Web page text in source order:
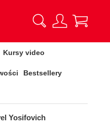
Kursy video
Bestsellery
Yosifovich